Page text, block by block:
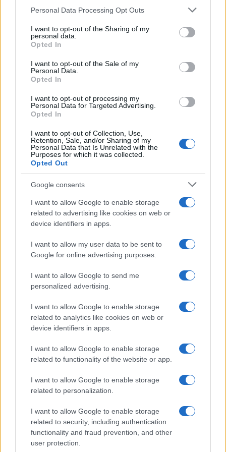
Please note that this website/app uses one or more Google
not limited to your visit or usage behaviour. You may click to
grant or deny consent to Google and its third-party tags to
use your data for below specified purposes in below Google
consent section.
Personal Data Processing Opt Outs
I want to opt-out of the Sharing of my
personal data.
Opted In
I want to opt-out of the Sale of my
Personal Data.
Opted In
I want to opt-out of processing my
Personal Data for Targeted Advertising.
Opted In
I want to opt-out of Collection, Use,
Retention, Sale, and/or Sharing of my
Personal Data that Is Unrelated with the
Purposes for which it was collected.
Opted Out
Google consents
I want to allow Google to enable storage
related to advertising like cookies on web or
device identifiers in apps.
I want to allow my user data to be sent to
Google for online advertising purposes.
I want to allow Google to send me
personalized advertising.
I want to allow Google to enable storage
related to analytics like cookies on web or
device identifiers in apps.
I want to allow Google to enable storage
related to functionality of the website or app.
I want to allow Google to enable storage
related to personalization.
I want to allow Google to enable storage
related to security, including authentication
functionality and fraud prevention, and other
user protection.
e presente. In questo senso, la borsa non è solo un
accessorio, ma un catalizzatore di significati che
racconta una scelta di stile e una strategia
comunicativa coerente con il profilo internazionale
dell’attrice.
AUTORE
Emanuele Negri, ex architetto torinese,
documentò il recupero di un cortile in Barriera
di Milano e decise di passare alla
comunicazione editoriale: in redazione
promuove progetti di rigenerazione urbana e
Custodisce uno schizzo originale del primo
progetto professionale.